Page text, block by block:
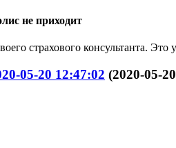
не приходит
страхового консультанта. Это
05-20 12:47:02 (2020-05-